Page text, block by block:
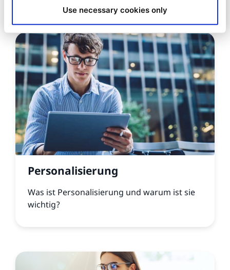
Use necessary cookies only
Personalisierung
Was ist Personalisierung und warum ist sie
wichtig?